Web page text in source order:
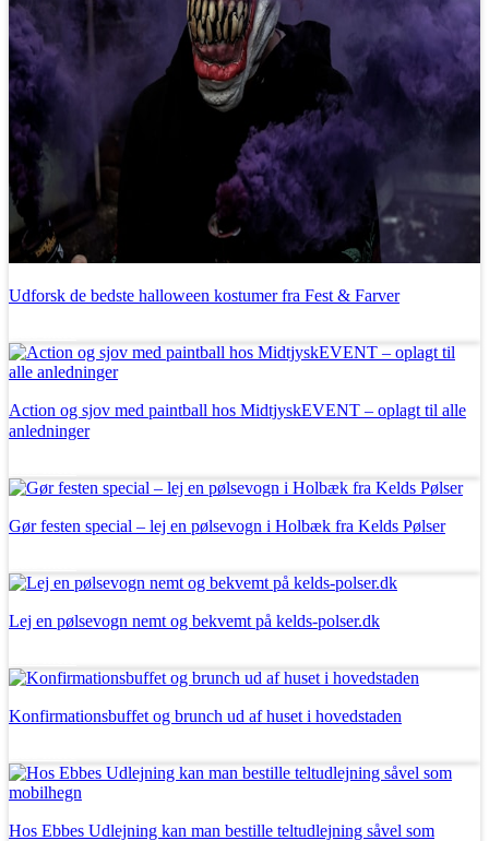
Udforsk de bedste halloween kostumer fra Fest & Farver
Action og sjov med paintball hos MidtjyskEVENT – oplagt til alle
anledninger
Gør festen special – lej en pølsevogn i Holbæk fra Kelds Pølser
Lej en pølsevogn nemt og bekvemt på kelds-polser.dk
Konfirmationsbuffet og brunch ud af huset i hovedstaden
Hos Ebbes Udlejning kan man bestille teltudlejning såvel som